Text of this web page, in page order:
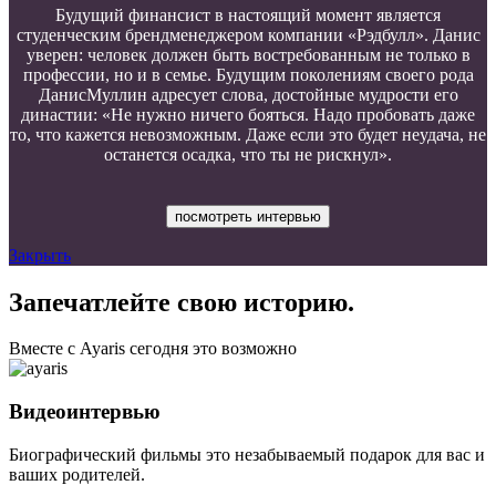
Будущий финансист в настоящий момент является
студенческим брендменеджером компании «Рэдбулл». Данис
уверен: человек должен быть востребованным не только в
профессии, но и в семье. Будущим поколениям своего рода
ДанисМуллин адресует слова, достойные мудрости его
династии: «Не нужно ничего бояться. Надо пробовать даже
то, что кажется невозможным. Даже если это будет неудача, не
останется осадка, что ты не рискнул».
посмотреть интервью
Закрыть
Запечатлейте свою историю.
Вместе с Ayaris сегодня это возможно
Видеоинтервью
Биографический фильмы это незабываемый подарок для вас и
ваших родителей.